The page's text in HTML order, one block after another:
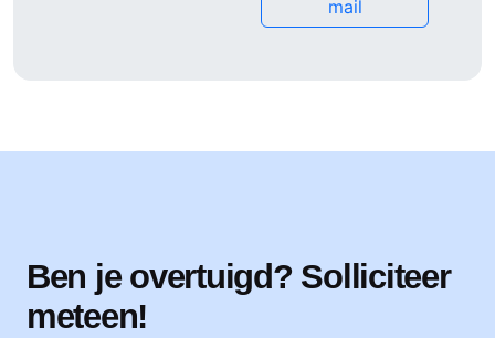
mail
Ben je overtuigd? Solliciteer
meteen!